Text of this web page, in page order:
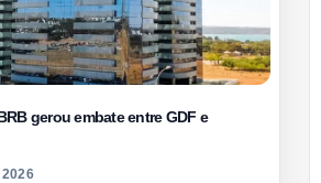
gerou embate entre GDF e